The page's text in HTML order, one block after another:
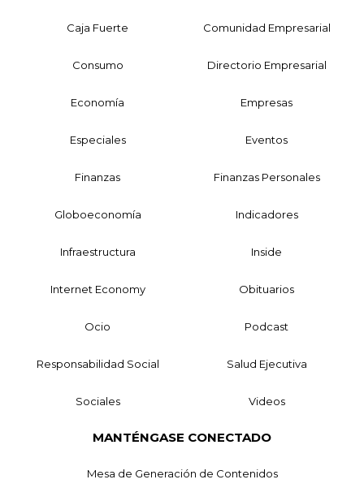
Caja Fuerte Comunidad Empresarial
Consumo Directorio Empresarial
Economía Empresas
Especiales Eventos
Finanzas Finanzas Personales
Globoeconomía Indicadores
Infraestructura Inside
Internet Economy Obituarios
Ocio Podcast
Responsabilidad Social Salud Ejecutiva
Sociales Videos
MANTÉNGASE CONECTADO
Mesa de Generación de Contenidos